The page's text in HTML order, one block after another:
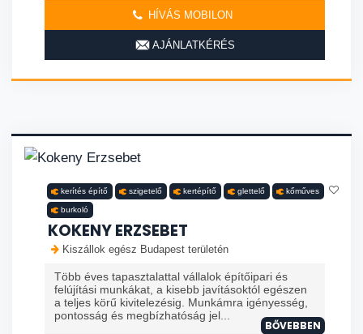
HÍVÁS MOBILON
AJÁNLATKÉRÉS
kerítés építő szigetelő kertépítő glettelő kőműves
burkoló
KOKENY ERZSEBET
Kiszállok egész Budapest területén
Több éves tapasztalattal vállalok építőipari és
felújítási munkákat, a kisebb javításoktól egészen
a teljes körű kivitelezésig. Munkámra igényesség,
pontosság és megbízhatóság jel...
BŐVEBBEN